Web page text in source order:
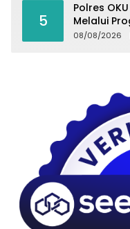
5
Polres
Melalui
08/08/2026